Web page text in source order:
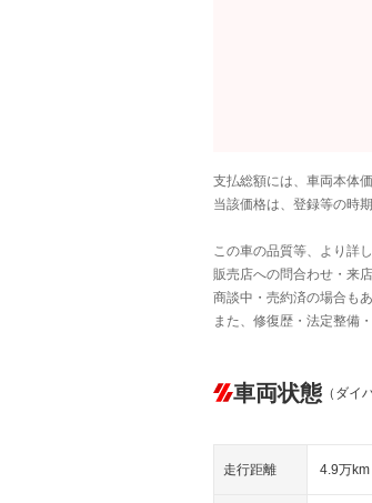
支払総額には、車両本体
当該価格は、登録等の時
この車の品質等、より詳
販売店への問合わせ・来
商談中・売約済の場合も
また、修復歴・法定整備
車両状態 （ダイ
走行距離 4.9万km